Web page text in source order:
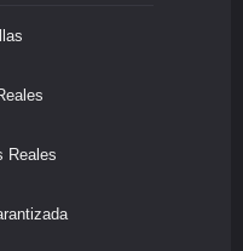
Reales